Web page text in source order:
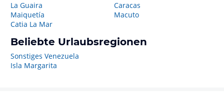
La Guaira
Maiquetía
Catia La Mar
Caracas
Macuto
Beliebte Urlaubsregionen
Sonstiges Venezuela
Isla Margarita